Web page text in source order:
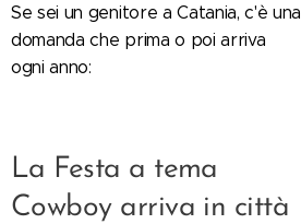
Se sei un genitore a Catania, c'è una
domanda che prima o poi arriva
ogni anno:
La Festa a tema
Cowboy arriva in città